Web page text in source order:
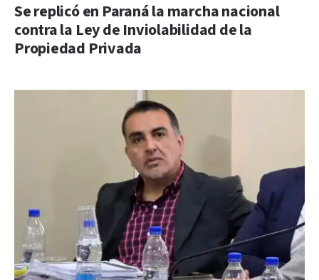
Se replicó en Paraná la marcha nacional
contra la Ley de Inviolabilidad de la
Propiedad Privada